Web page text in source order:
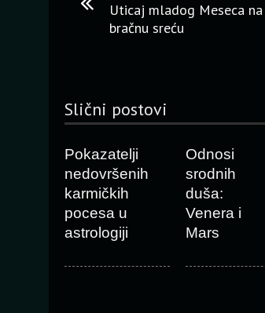
Uticaj mladog Meseca na
bračnu sreću
Slični postovi
Pokazatelji
nedovršenih
karmičkih
pocesa u
astrologiji
Odnosi
srodnih
duša:
Venera i
Mars